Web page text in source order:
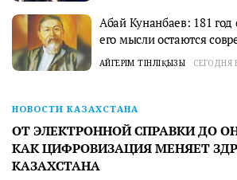
Абай Кунанбаев: 181
его мысли остаются
АЙГЕРІМ ТІНӘЛІҚЫЗЫ СЕГОДНЯ
НОВОСТИ КАЗАХСТАНА
ОТ ЭЛЕКТРОННОЙ СПРАВКИ ДО
КАК ЦИФРОВИЗАЦИЯ МЕНЯЕТ
КАЗАХСТАНА